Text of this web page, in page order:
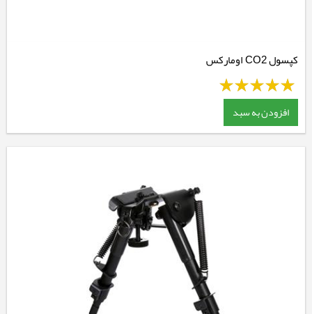
کپسول CO2 اومارکس
افزودن به سبد